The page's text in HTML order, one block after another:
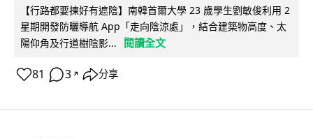
【行路都要揀好有遮陰】南韓首爾大學 23 歲學生劉敏俊利用 2
星期開發防曬導航 App「走向陰涼處」，結合建築物高度、太
陽仰角及行道樹陰影...
閱讀全文
81 3 ↗ 分享